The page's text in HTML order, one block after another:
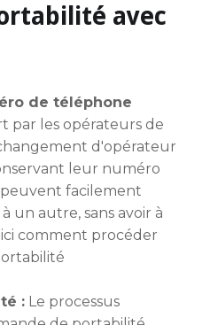
avec
de téléphone
par les opérateurs de
d'opérateur
leur numéro
facilement
un autre, sans avoir à
comment procéder
: Le processus